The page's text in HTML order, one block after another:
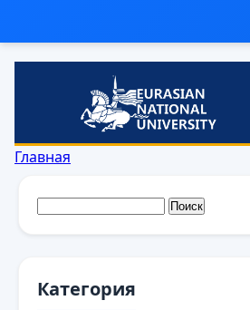
Перейти к основному содержанию
Вы здесь
Главная
Форма поиска
Поиск
Категория